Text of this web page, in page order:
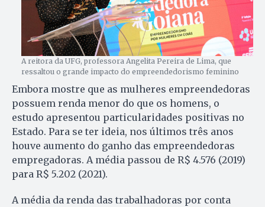
A reitora da UFG, professora Angelita Pereira de Lima, que
ressaltou o grande impacto do empreendedorismo feminino
Embora mostre que as mulheres empreendedoras
possuem renda menor do que os homens, o
estudo apresentou particularidades positivas no
Estado. Para se ter ideia, nos últimos três anos
houve aumento do ganho das empreendedoras
empregadoras. A média passou de R$ 4.576 (2019)
para R$ 5.202 (2021).
A média da renda das trabalhadoras por conta